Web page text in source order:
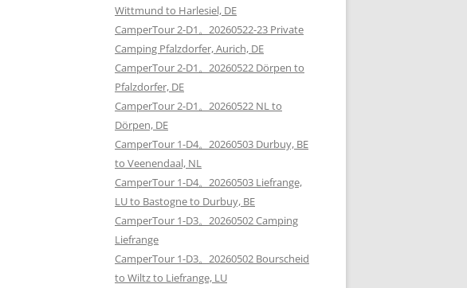
Wittmund to Harlesiel, DE
CamperTour 2-D1。20260522-23 Private
Camping Pfalzdorfer, Aurich, DE
CamperTour 2-D1。20260522 Dörpen to
Pfalzdorfer, DE
CamperTour 2-D1。20260522 NL to
Dörpen, DE
CamperTour 1-D4。20260503 Durbuy, BE
to Veenendaal, NL
CamperTour 1-D4。20260503 Liefrange,
LU to Bastogne to Durbuy, BE
CamperTour 1-D3。20260502 Camping
Liefrange
CamperTour 1-D3。20260502 Bourscheid
to Wiltz to Liefrange, LU